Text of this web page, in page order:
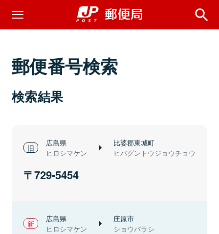
郵便番号検索
検索結果
広島県
ヒロシマケン
比婆郡東城町
ヒバグントウジョウチョウ
729-5454
広島県
ヒロシマケン
庄原市
ショウバラシ